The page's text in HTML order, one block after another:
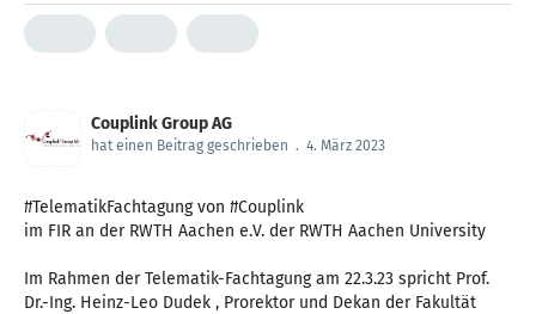
Couplink Group AG
hat einen Beitrag geschrieben . 4. März 2023
#TelematikFachtagung von #Couplink
im FIR an der RWTH Aachen e.V. der RWTH Aachen University
Im Rahmen der Telematik-Fachtagung am 22.3.23 spricht Prof.
Dr.-Ing. Heinz-Leo Dudek , Prorektor und Dekan der Fakultät